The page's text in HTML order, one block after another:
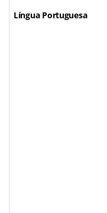
Língua Portuguesa